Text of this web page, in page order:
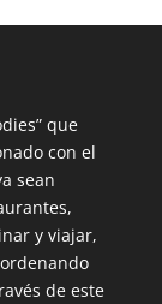
que
con el
sean
y viajar,
de este